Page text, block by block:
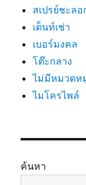
สเปรย์ชะล
เต็นท์เช่า
เบอร์มงคล
โต๊ะกลาง
ไม่มีหมวดห
ไมโครไพล์
ค้นหา